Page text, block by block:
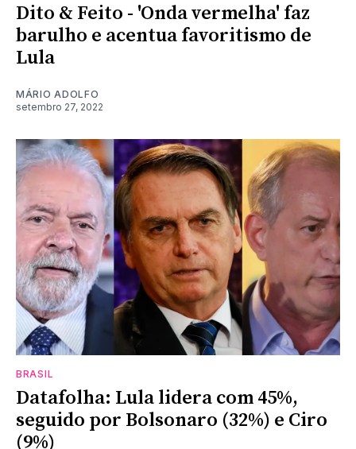
Dito & Feito - 'Onda vermelha' faz
barulho e acentua favoritismo de
Lula
MÁRIO ADOLFO
setembro 27, 2022
BRASIL
Datafolha: Lula lidera com 45%,
seguido por Bolsonaro (32%) e Ciro
(9%)